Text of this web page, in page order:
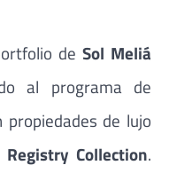
de Sol Meliá
al programa de
propiedades de lujo
Registry Collection.